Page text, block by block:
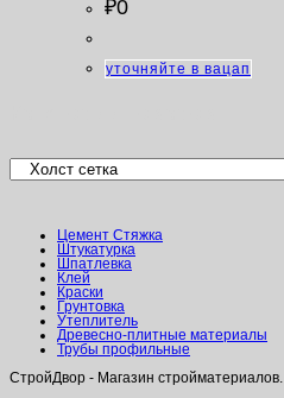
₽0
уточняйте в вацап
Цемент Стяжка
Штукатурка
Шпатлевка
Клей
Краски
Грунтовка
Утеплитель
Древесно-плитные материалы
Трубы профильные
СтройДвор - Магазин стройматериалов.